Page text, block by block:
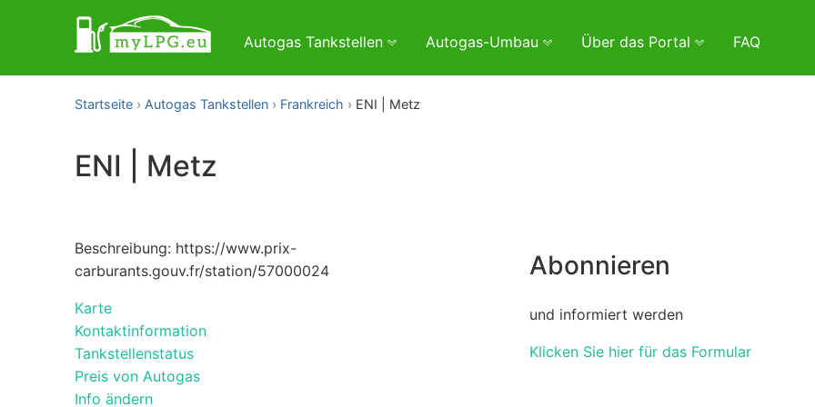
Autogas Tankstellen Autogas-Umbau Über das Portal FAQ
Startseite Autogas Tankstellen Frankreich ENI | Metz
ENI | Metz
Beschreibung: https://www.prix-
carburants.gouv.fr/station/57000024
Karte
Kontaktinformation
Tankstellenstatus
Preis von Autogas
Info ändern
Abonnieren
und informiert werden
Klicken Sie hier für das Formular